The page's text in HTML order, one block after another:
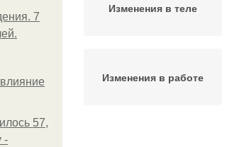
7
57,
-
Изменения в теле
Изменения в работе